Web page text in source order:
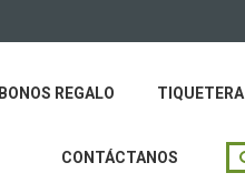
BONOS REGALO TIQUETERA
CONTÁCTANOS